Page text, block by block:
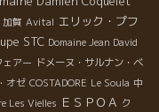
加賀 Avital エリック・プフ
STC Domaine Jean David
アー ドメーヌ・サルナン・ベ
オゼ COSTADORE Le Soula 中
Les Vielles ＥＳＰＯＡ ク